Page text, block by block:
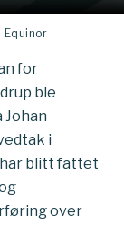
Equinor
for
ble
Johan
i
blitt fattet
over